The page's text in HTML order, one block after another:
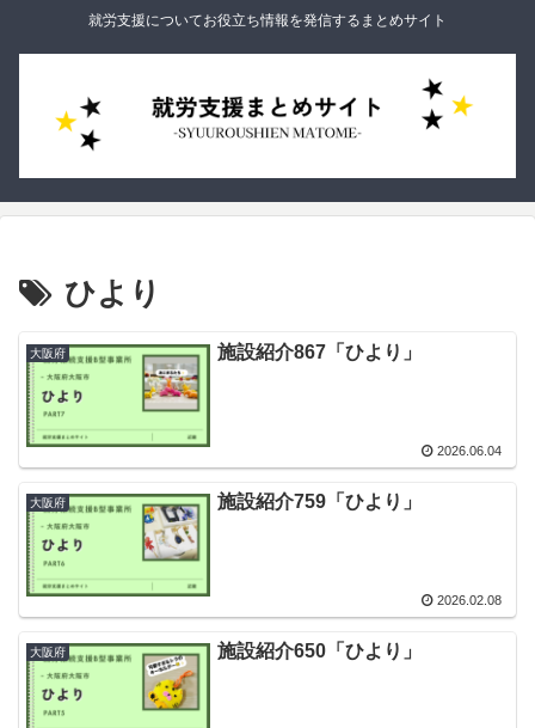
就労支援についてお役立ち情報を発信するまとめサイト
ひより
大阪府 施設紹介867「ひより」
2026.06.04
大阪府 施設紹介759「ひより」
2026.02.08
大阪府 施設紹介650「ひより」